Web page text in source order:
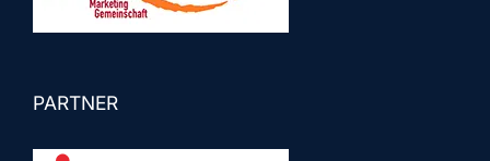
PARTNER